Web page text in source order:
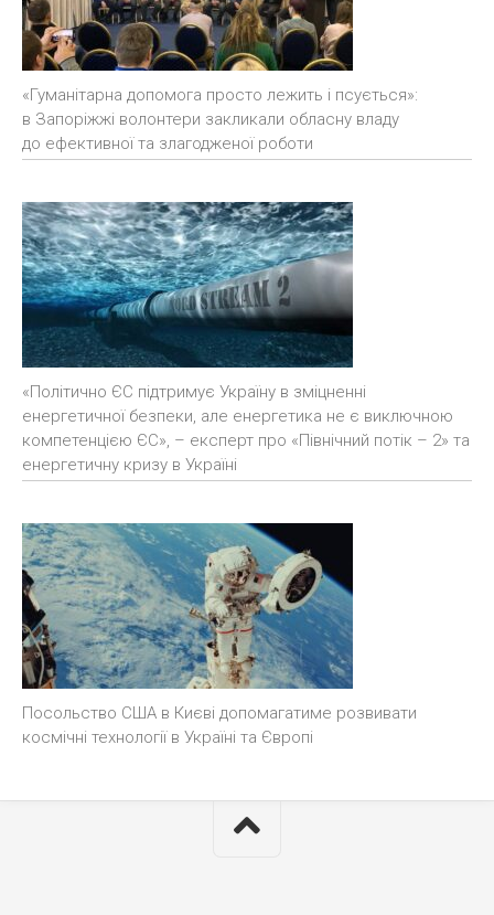
«Гуманітарна допомога просто лежить і псується»:
в Запоріжжі волонтери закликали обласну владу
до ефективної та злагодженої роботи
«Політично ЄС підтримує Україну в зміцненні
енергетичної безпеки, але енергетика не є виключною
компетенцією ЄС», – експерт про «Північний потік – 2» та
енергетичну кризу в Україні
Посольство США в Києві допомагатиме розвивати
космічні технології в Україні та Європі